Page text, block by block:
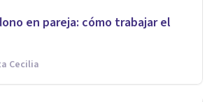
en pareja: cómo trabajar el
Cecilia